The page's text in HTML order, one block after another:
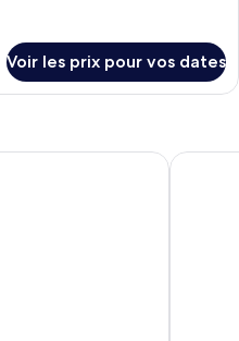
Voir les prix pour vos dates
Hawk